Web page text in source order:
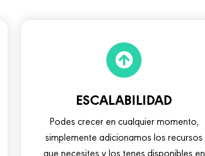
ESCALABILIDAD
Podes crecer en cualquier momento,
simplemente adicionamos los recursos